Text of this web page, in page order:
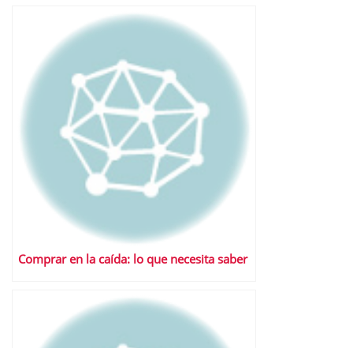
Comprar en la caída: lo que necesita saber